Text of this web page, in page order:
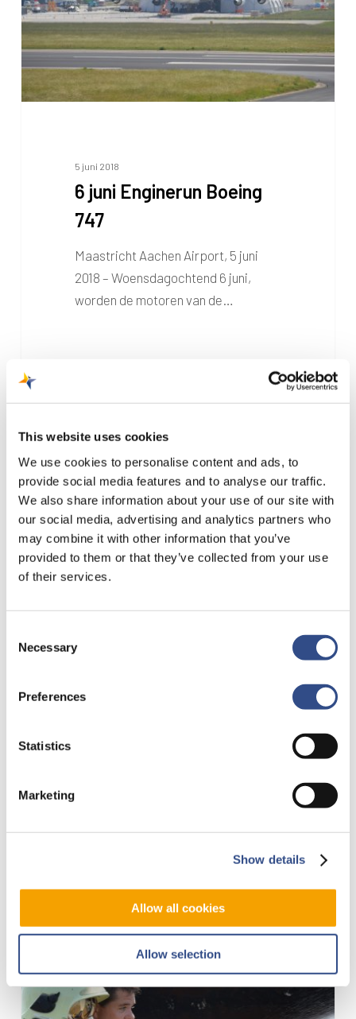
This website uses cookies
We use cookies to personalise content and ads, to
provide social media features and to analyse our traffic.
We also share information about your use of our site with
our social media, advertising and analytics partners who
may combine it with other information that you’ve
provided to them or that they’ve collected from your use
of their services.
Selection
Necessary
Preferences
Statistics
Marketing
Show details
Allow all cookies
Allow selection
5 juni 2018
6 juni Enginerun Boeing
747
Maastricht Aachen Airport, 5 juni
2018 – Woensdagochtend 6 juni,
worden de motoren van de…
Maastricht
Airport
bleef
in
2017
binnen
grenswaarden
geluidsbelasting
Maastricht Aachen Airport (MAA)
a
wish